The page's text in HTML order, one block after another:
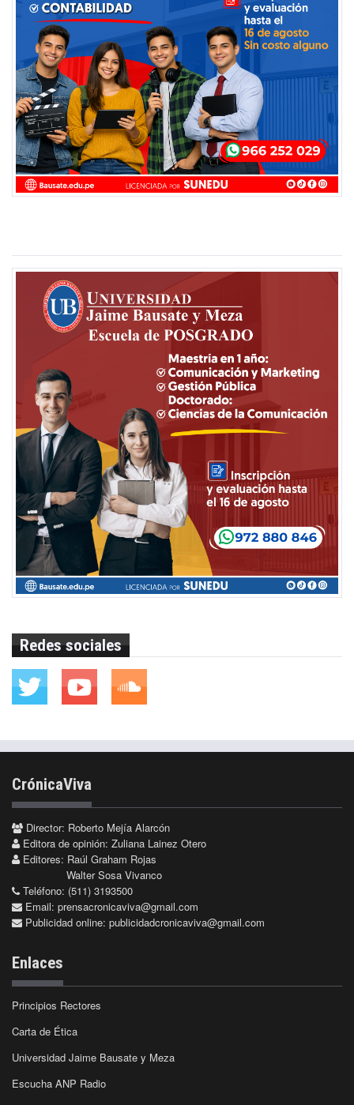
Redes sociales
CrónicaViva
Director: Roberto Mejía Alarcón
Editora de opinión: Zuliana Lainez Otero
Editores: Raúl Graham Rojas
Walter Sosa Vivanco
Teléfono: (511) 3193500
Email: prensacronicaviva@gmail.com
Publicidad online: publicidadcronicaviva@gmail.com
Enlaces
Principios Rectores
Carta de Ética
Universidad Jaime Bausate y Meza
Escucha ANP Radio